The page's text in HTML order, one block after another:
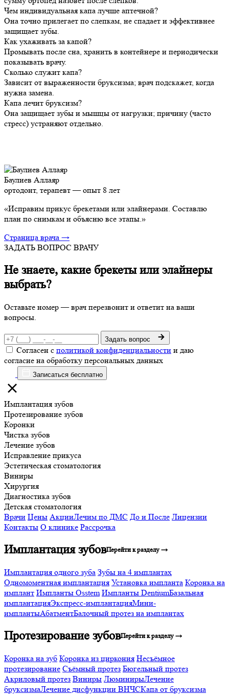
Чем индивидуальная капа лучше аптечной?
Она точно прилегает по слепкам, не спадает и эффективнее
защищает зубы.
Как ухаживать за капой?
Промывать после сна, хранить в контейнере и периодически
показывать врачу.
Сколько служит капа?
Зависит от выраженности бруксизма; врач подскажет, когда
нужна замена.
Капа лечит бруксизм?
Она защищает зубы и мышцы от нагрузки; причину (часто
стресс) устраняют отдельно.
Баулиев Аллаяр
ортодонт, терапевт — опыт 8 лет
«Исправим прикус брекетами или элайнерами. Составлю
план по снимкам и объясню все этапы.»
Страница врача →
ЗАДАТЬ ВОПРОС ВРАЧУ
Не знаете, какие брекеты или элайнеры
выбрать?
Оставьте номер — врач перезвонит и ответит на ваши
вопросы.
Задать вопрос
Согласен с политикой конфиденциальности и даю
согласие на обработку персональных данных
Записаться бесплатно
Имплантация зубов
Протезирование зубов
Коронки
Чистка зубов
Лечение зубов
Исправление прикуса
Эстетическая стоматология
Виниры
Хирургия
Диагностика зубов
Детская стоматология
Врачи Цены АкцииЛечим по ДМС До и После Лицензии
Контакты О клинике Рассрочка
Имплантация зубовПерейти к разделу →
Имплантация одного зуба Зубы на 4 имплантах
Одномоментная имплантация Установка импланта Коронка на
имплант Импланты Osstem Импланты DentiumБазальная
имплантацияЭкспресс-имплантацияМини-
имплантыАбатментБалочный протез на имплантах
Протезирование зубовПерейти к разделу →
Коронка на зуб Коронка из циркония Несъёмное
протезирование Съёмный протез Бюгельный протез
Акриловый протез Виниры ЛюминирыЛечение
бруксизмаЛечение дисфункции ВНЧСКапа от бруксизма